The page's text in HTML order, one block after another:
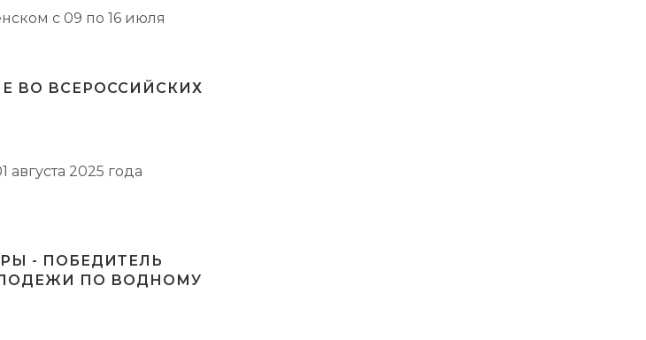
с 09 по 16 июля
ВО ВСЕРОССИЙСКИХ
августа 2025 года
- ПОБЕДИТЕЛЬ
ПО ВОДНОМУ